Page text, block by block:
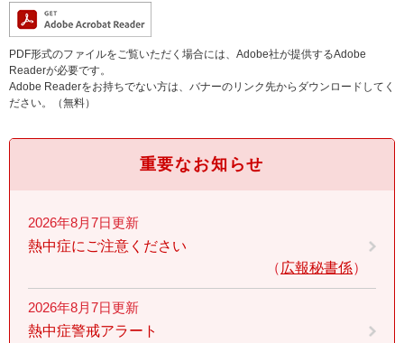
PDF形式のファイルをご覧いただく場合には、Adobe社が提供するAdobe
Readerが必要です。
Adobe Readerをお持ちでない方は、バナーのリンク先からダウンロードしてく
ださい。（無料）
重要なお知らせ
2026年8月7日更新
熱中症にご注意ください
広報秘書係
2026年8月7日更新
熱中症警戒アラート